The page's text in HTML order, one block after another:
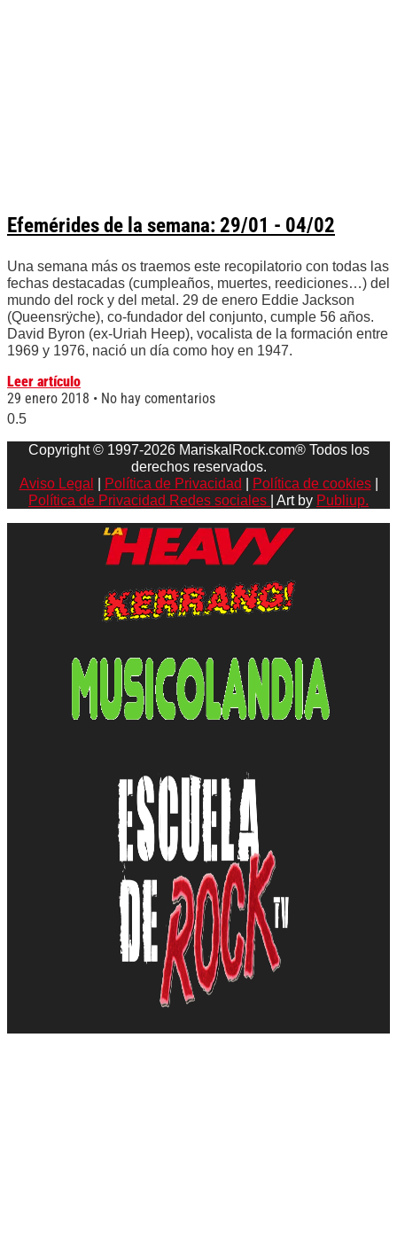
Efemérides de la semana: 29/01 - 04/02
Una semana más os traemos este recopilatorio con todas las
fechas destacadas (cumpleaños, muertes, reediciones…) del
mundo del rock y del metal. 29 de enero Eddie Jackson
(Queensrÿche), co-fundador del conjunto, cumple 56 años.
David Byron (ex-Uriah Heep), vocalista de la formación entre
1969 y 1976, nació un día como hoy en 1947.
Leer artículo
29 enero 2018
No hay comentarios
Copyright © 1997-2026 MariskalRock.com® Todos los
derechos reservados.
Aviso Legal
Política de Privacidad Política de cookies|
Política de Privacidad Redes sociales
| Art by Publiup.